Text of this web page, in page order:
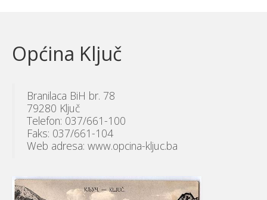
Općina Ključ
Branilaca BiH br. 78
79280 Ključ
Telefon: 037/661-100
Faks: 037/661-104
Web adresa: www.opcina-kljuc.ba